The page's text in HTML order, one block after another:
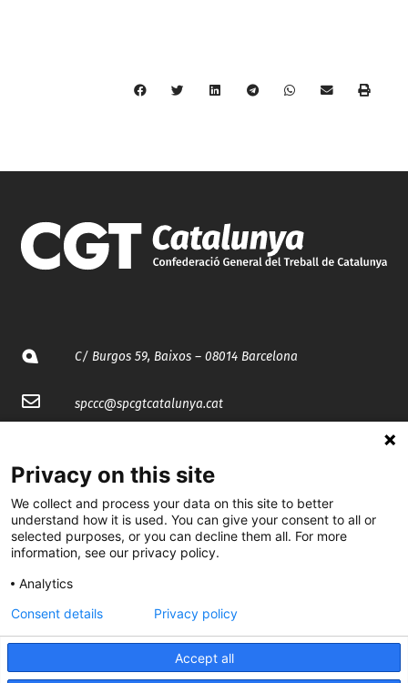
C/ Burgos 59, Baixos – 08014 Barcelona
spccc@spcgtcatalunya.cat
@CGTCatalunya
cgtcatalunya
cgtcatalunya
Privacy on this site
We collect and process your data on this site to better
understand how it is used. You can give your consent to all or
selected purposes, or you can decline them all. For more
information, see our privacy policy.
Analytics
Accept all
Consent details Privacy policy